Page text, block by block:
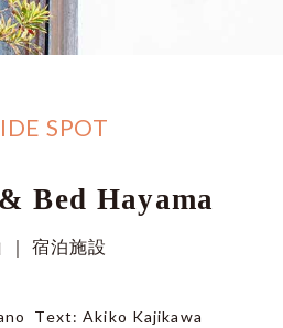
SPOT
Bed Hayama
｜ 宿泊施設
Text: Akiko Kajikawa